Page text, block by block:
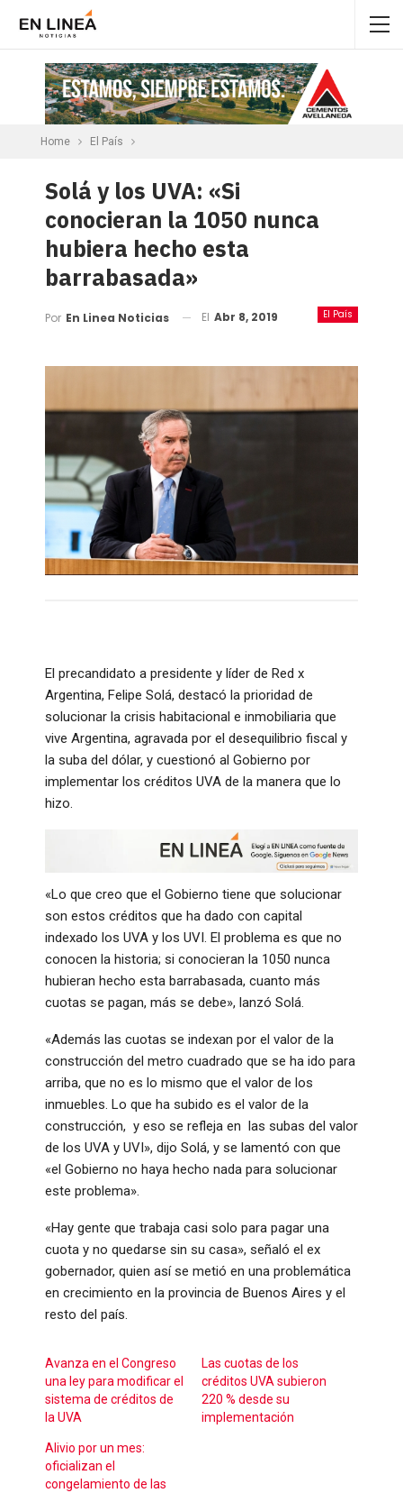
Home El País
Solá y los UVA: «Si
conocieran la 1050 nunca
hubiera hecho esta
barrabasada»
El País
Por En Linea Noticias El Abr 8, 2019
El precandidato a presidente y líder de Red x
Argentina, Felipe Solá, destacó la prioridad de
solucionar la crisis habitacional e inmobiliaria que
vive Argentina, agravada por el desequilibrio fiscal y
la suba del dólar, y cuestionó al Gobierno por
implementar los créditos UVA de la manera que lo
hizo.
«Lo que creo que el Gobierno tiene que solucionar
son estos créditos que ha dado con capital
indexado los UVA y los UVI. El problema es que no
conocen la historia; si conocieran la 1050 nunca
hubieran hecho esta barrabasada, cuanto más
cuotas se pagan, más se debe», lanzó Solá.
«Además las cuotas se indexan por el valor de la
construcción del metro cuadrado que se ha ido para
arriba, que no es lo mismo que el valor de los
inmuebles. Lo que ha subido es el valor de la
construcción, y eso se refleja en las subas del valor
de los UVA y UVI», dijo Solá, y se lamentó con que
«el Gobierno no haya hecho nada para solucionar
este problema».
«Hay gente que trabaja casi solo para pagar una
cuota y no quedarse sin su casa», señaló el ex
gobernador, quien así se metió en una problemática
en crecimiento en la provincia de Buenos Aires y el
resto del país.
Avanza en el Congreso
una ley para modificar el
sistema de créditos de
la UVA
Las cuotas de los
créditos UVA subieron
220 % desde su
implementación
Alivio por un mes:
oficializan el
congelamiento de las